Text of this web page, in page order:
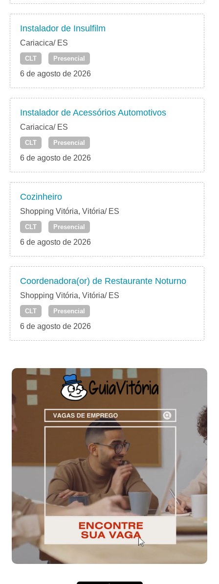
Instalador de Insulfilm
Cariacica/ ES
CLT Presencial
6 de agosto de 2026
Instalador de Acessórios Automotivos
Cariacica/ ES
CLT Presencial
6 de agosto de 2026
Cozinheiro
Shopping Vitória, Vitória/ ES
CLT Presencial
6 de agosto de 2026
Coordenadora(or) de Restaurante Noturno
Shopping Vitória, Vitória/ ES
CLT Presencial
6 de agosto de 2026